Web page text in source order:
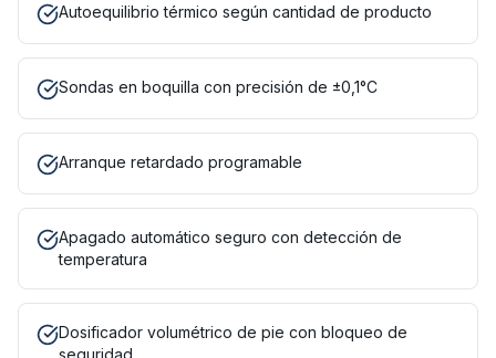
Autoequilibrio térmico según cantidad de producto
Sondas en boquilla con precisión de ±0,1°C
Arranque retardado programable
Apagado automático seguro con detección de
temperatura
Dosificador volumétrico de pie con bloqueo de